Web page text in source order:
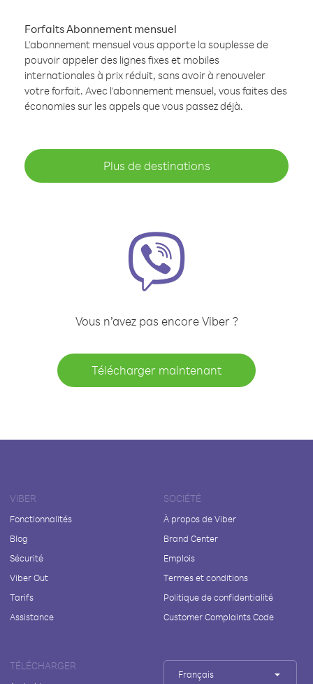
Forfaits Abonnement mensuel
L'abonnement mensuel vous apporte la souplesse de
pouvoir appeler des lignes fixes et mobiles
internationales à prix réduit, sans avoir à renouveler
votre forfait. Avec l'abonnement mensuel, vous faites des
économies sur les appels que vous passez déjà.
Plus de destinations
Vous n’avez pas encore Viber ?
Télécharger maintenant
VIBER
Fonctionnalités
Blog
Sécurité
Viber Out
Tarifs
Assistance
SOCIÉTÉ
À propos de Viber
Brand Center
Emplois
Termes et conditions
Politique de confidentialité
Customer Complaints Code
TÉLÉCHARGER
Français